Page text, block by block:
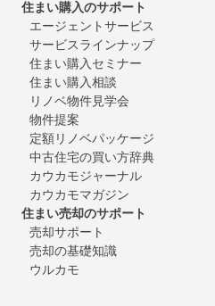
住まい購入のサポート
エージェントサービス
サービスラインナップ
住まい購入セミナー
住まい購入相談
リノベ物件見学会
物件提案
定額リノベパッケージ
中古住宅の買い方辞典
カウカモジャーナル
カウカモマガジン
住まい売却のサポート
売却サポート
売却の基礎知識
ウルカモ